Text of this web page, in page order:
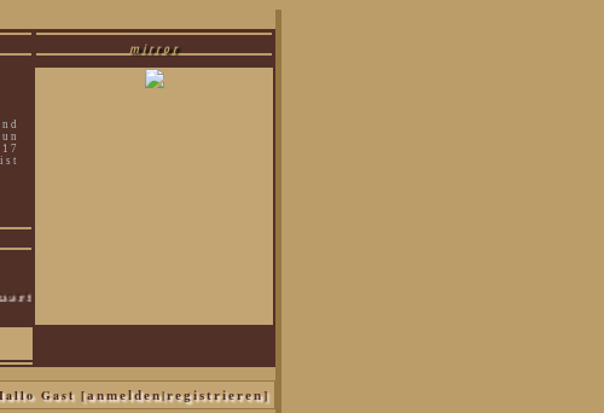
mirror
malfoy|bellatrix black|narzissa malfoy
Gast [anmelden|registrieren]